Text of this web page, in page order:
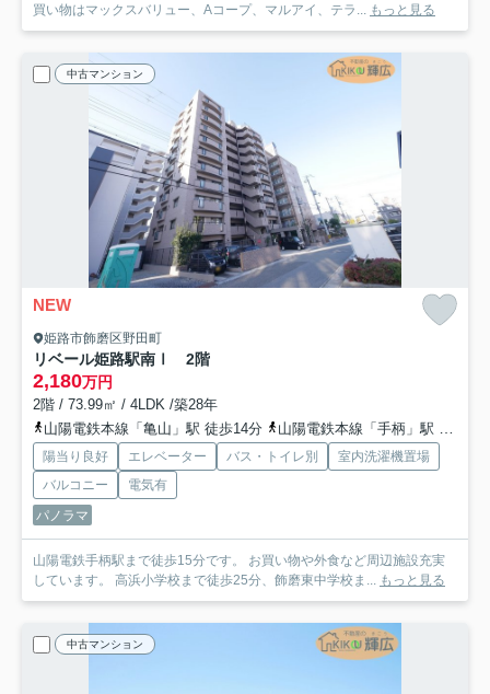
買い物はマックスバリュー、Aコープ、マルアイ、テラ... もっと見る
中古マンション
NEW
姫路市飾磨区野田町
リベール姫路駅南Ⅰ 2階
2,180万円
2階 / 73.99㎡ / 4LDK /築28年
山陽電鉄本線「亀山」駅 徒歩14分
山陽電鉄本線「手柄」駅 徒歩15分
陽当り良好 エレベーター バス・トイレ別
室内洗濯機置場
バルコニー
電気有
パノラマ
山陽電鉄手柄駅まで徒歩15分です。 お買い物や外食など周辺施設充実
しています。 高浜小学校まで徒歩25分、飾磨東中学校ま... もっと見る
中古マンション